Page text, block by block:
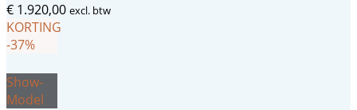
€ 1.920,00 excl. btw
KORTING
-37%
Show-
Model